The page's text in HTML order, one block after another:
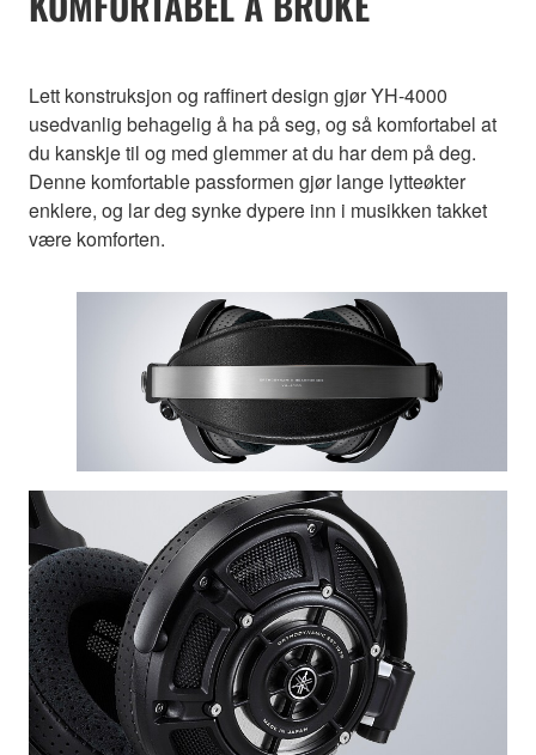
Lett konstruksjon og raffinert design gjør YH-4000
usedvanlig behagelig å ha på seg, og så komfortabel at
du kanskje til og med glemmer at du har dem på deg.
Denne komfortable passformen gjør lange lytteøkter
enklere, og lar deg synke dypere inn i musikken takket
være komforten.